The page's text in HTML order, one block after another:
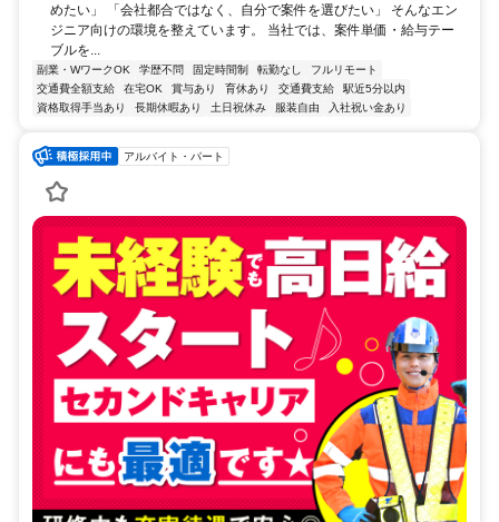
めたい」 「会社都合ではなく、自分で案件を選びたい」 そんなエン
ジニア向けの環境を整えています。 当社では、案件単価・給与テー
ブルを...
副業・WワークOK 学歴不問 固定時間制 転勤なし
フルリモート
交通費全額支給
在宅OK 賞与あり 育休あり 交通費支給
駅近5分以内
資格取得手当あり
長期休暇あり 土日祝休み 服装自由 入社祝い金あり
アルバイト・パート